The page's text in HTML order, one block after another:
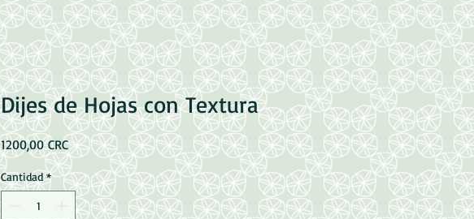
Dijes de Hojas con Textura
1200,00 CRCPrecio
Cantidad *